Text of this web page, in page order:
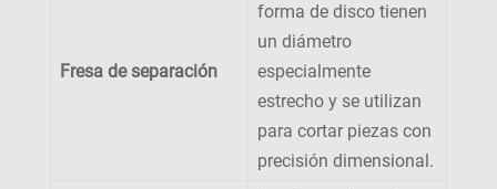
Fresa de separación
forma de disco tienen
un diámetro
especialmente
estrecho y se utilizan
para cortar piezas con
precisión dimensional.